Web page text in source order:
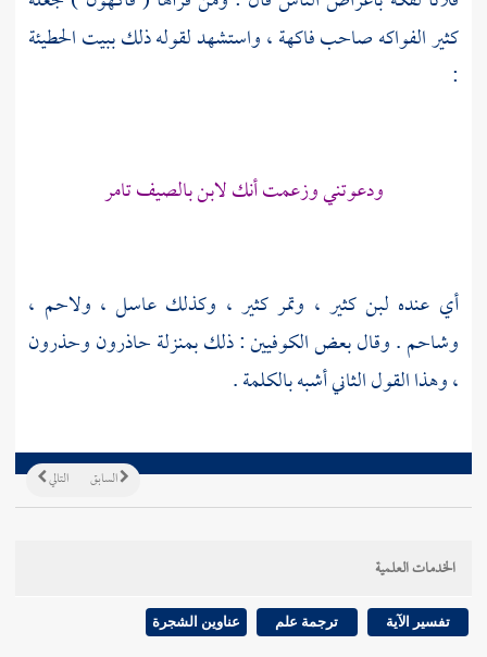
كثير الفواكه صاحب فاكهة ، واستشهد لقوله ذلك ببيتالحطيئة
:
ودعوتني وزعمت أنك لابن بالصيف تامر
أي عنده لبن كثير ، وتمر كثير ، وكذلك عاسل ، ولاحم ،
وشاحم . وقال بعض الكوفيين : ذلك بمنزلة حاذرون وحذرون
، وهذا القول الثاني أشبه بالكلمة .
التالي السابق
الخدمات العلمية
تفسير الآية ترجمة علم عناوين الشجرة